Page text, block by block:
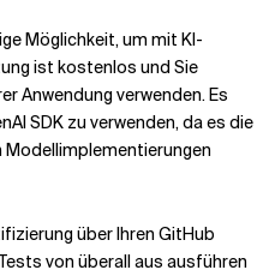
Möglichkeit, um mit KI-
ist kostenlos und Sie
Anwendung verwenden. Es
SDK zu verwenden, da es die
über Ihren GitHub
von überall aus ausführen